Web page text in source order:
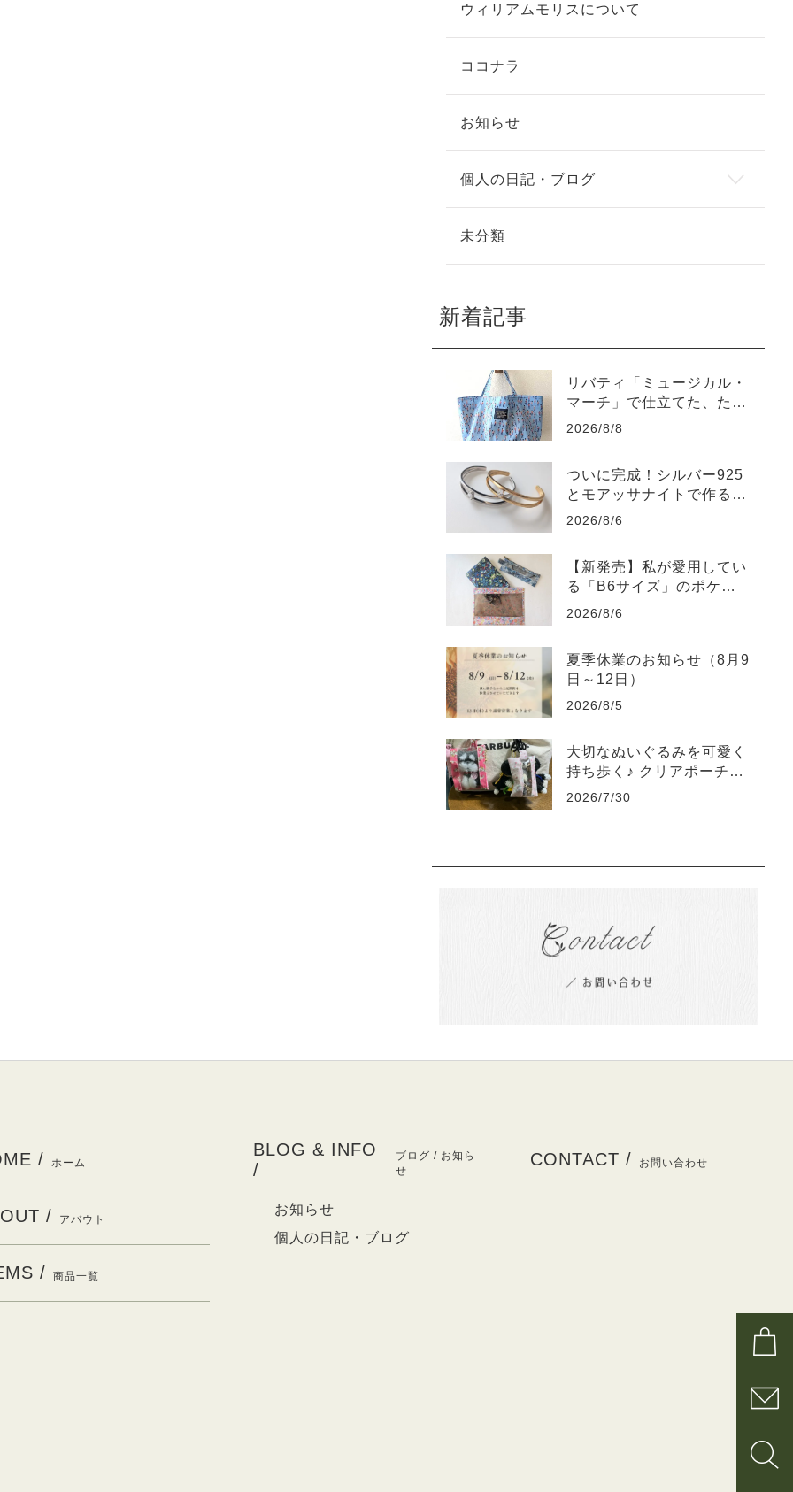
ウィリアムモリスについて
ココナラ
お知らせ
個人の日記・ブログ
未分類
新着記事
リバティ「ミュージカル・
マーチ」で仕立てた、たっ
ぷり入るラミネートトート
2026/8/8
ついに完成！シルバー925
とモアッサナイトで作る自
分だけのバングル
2026/8/6
【新発売】私が愛用してい
る「B6サイズ」のポケッ
トポーチを販売します
2026/8/6
夏季休業のお知らせ（8月9
日～12日）
2026/8/5
大切なぬいぐるみを可愛く
持ち歩く♪ クリアポーチの
素敵な使い方をご紹介
2026/7/30
/ ホーム
/ アバウト
/ 商品一覧
BLOG & INFO
/
ブログ / お知ら
せ
お知らせ
個人の日記・ブログ
CONTACT / お問い合わせ